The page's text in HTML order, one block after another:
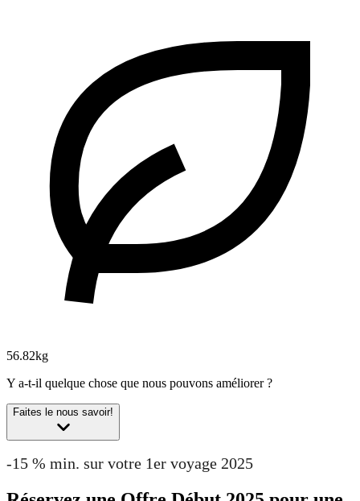
56.82kg
Y a-t-il quelque chose que nous pouvons améliorer ?
Faites le nous savoir!
-15 % min. sur votre 1er voyage 2025